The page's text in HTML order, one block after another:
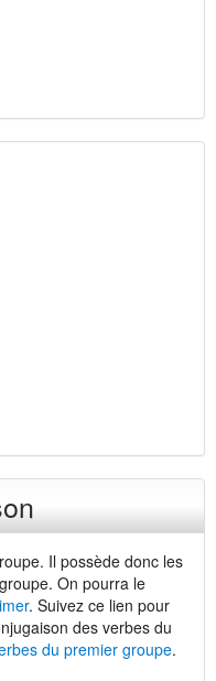
Il possède donc les
On pourra le
. Suivez ce lien pour
des verbes du
du premier groupe.